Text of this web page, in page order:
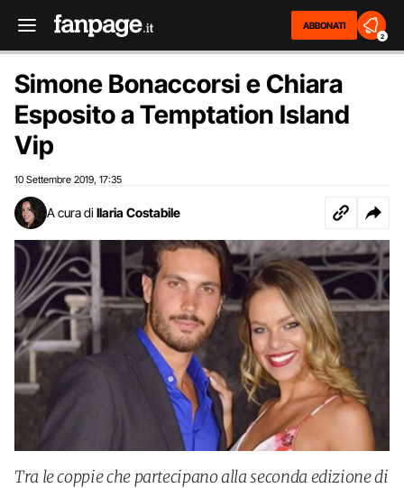
ABBONATI
2
Simone Bonaccorsi e Chiara
Esposito a Temptation Island
Vip
10 Settembre 2019 17:35
A cura di Ilaria Costabile
Tra le coppie che partecipano alla seconda edizione di